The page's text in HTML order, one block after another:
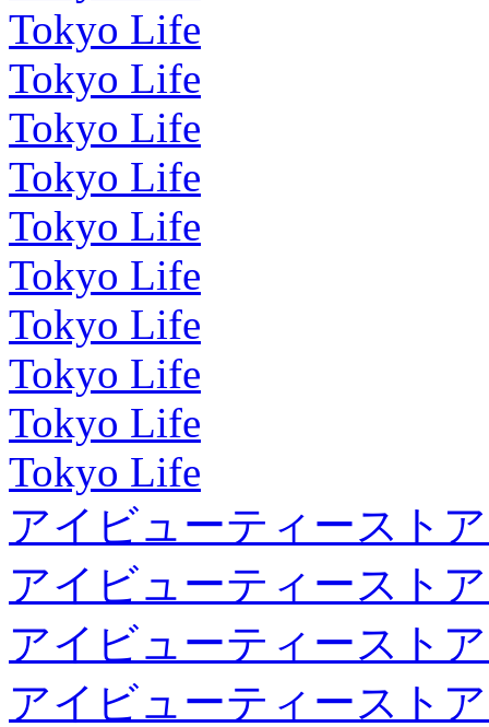
Tokyo Life
Tokyo Life
Tokyo Life
Tokyo Life
Tokyo Life
Tokyo Life
Tokyo Life
Tokyo Life
Tokyo Life
Tokyo Life
アイビューティースト
アイビューティースト
アイビューティースト
アイビューティースト